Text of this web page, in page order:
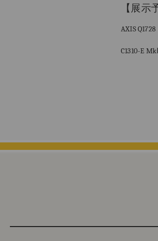
【展示
AXIS Q1728
C1310-E MkⅡ